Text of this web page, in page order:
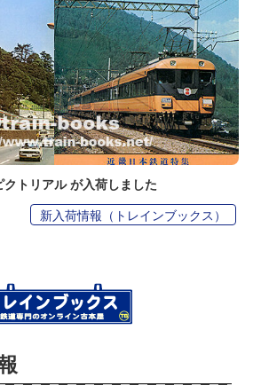
トリアル が入荷しました
新入荷情報（トレインブックス）